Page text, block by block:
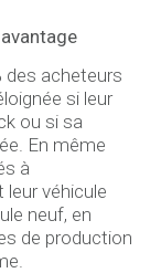
des acheteurs
si leur
ou si sa
En même
à
leur véhicule
neuf, en
de production